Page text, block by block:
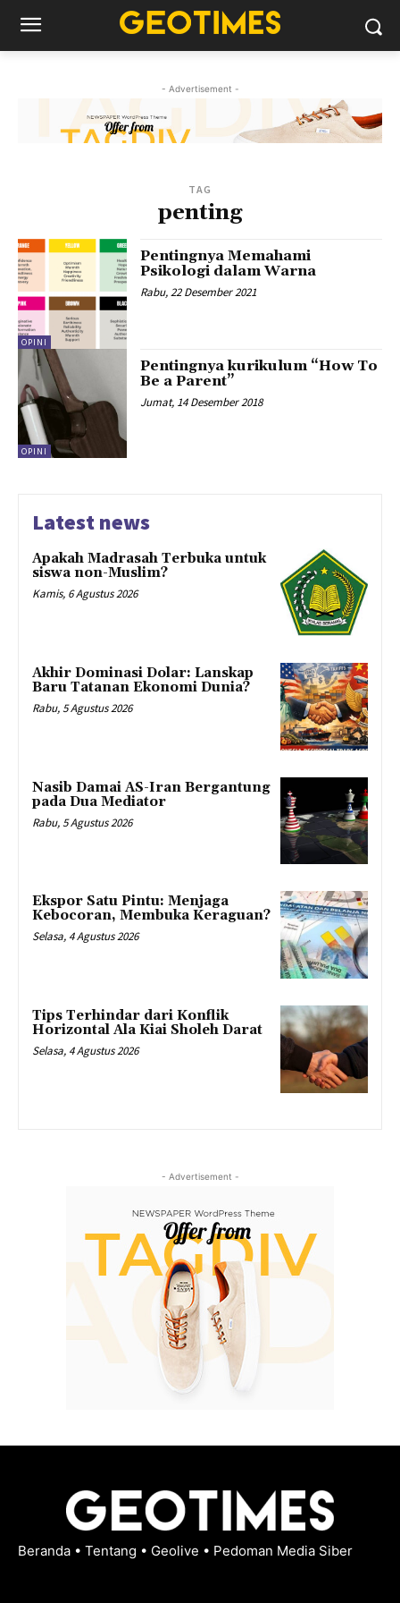
- Advertisement -
TAG
penting
OPINI
Pentingnya Memahami
Psikologi dalam Warna
Rabu, 22 Desember 2021
OPINI
Pentingnya kurikulum “How To
Be a Parent”
Jumat, 14 Desember 2018
Latest news
Apakah Madrasah Terbuka untuk
siswa non-Muslim?
Kamis, 6 Agustus 2026
Akhir Dominasi Dolar: Lanskap
Baru Tatanan Ekonomi Dunia?
Rabu, 5 Agustus 2026
Nasib Damai AS-Iran Bergantung
pada Dua Mediator
Rabu, 5 Agustus 2026
Ekspor Satu Pintu: Menjaga
Kebocoran, Membuka Keraguan?
Selasa, 4 Agustus 2026
Tips Terhindar dari Konflik
Horizontal Ala Kiai Sholeh Darat
Selasa, 4 Agustus 2026
- Advertisement -
Beranda • Tentang • Geolive • Pedoman Media Siber